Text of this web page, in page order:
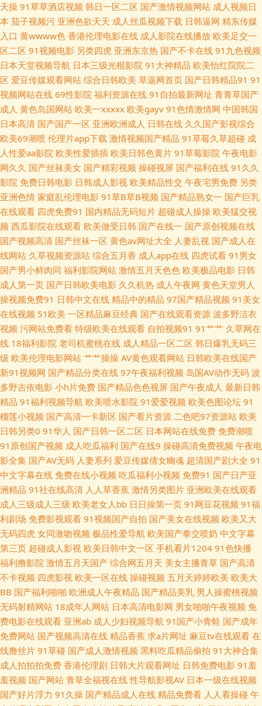
花视频社区入口 91纪元 91成人TS人妖另类 亚洲九一 日韩亚洲综合在线 色
拉拉视频 欧美四级电影在线观看 九区婷婷色色导航 国产av自拍资源网站 东
京热AV导航久久 99久久精品无码 91黄站入口 91cn在线视频 影音先锋三级
网络 婷婷国产福利 欧美亚洲麻豆 久草在线 另类专区综合欧美 国产精品永久
岛国福利动作网站 95热艹 91免费小网站 91视频色中色 91黄页字幕网 亚洲
色图90p 日韩欧美成人网址 四虎网扯 欧美日韩色图成人网 久草免费性爱视
频 国产无人区大片 东京热人与兽一线天 91综合日韩蜜桃 91換覺 亚洲日韩肏
屄视频 91com在现免费网站 亚洲精品蜜桃成人 首页国产主播 欧美日本性爱
网址麻豆 欧美日韩13页 玖玖资源综合楼 国产综合第二区 丁香色图五月 国产
精品99精品 成人午夜精品福利 av福利福利 91鲁视频 影音先锋草莓AV 一区
不卡在线 先锋影音91欧美 人妻一区二区三区传媒 日本无毛美女 欧美日韩网
址 久艹视频资源 丁香五月日韩 www第一久久 99久久精品无码 91视频免费
在线观看 91抖音aaa 91情爱社区 老司机成人福利导航 91夜剧场 久久香网站
92影院 密桃视频免费看 91超碰在线人人操 91成人在线网址 91传媒网页 国
产精品九九极品 亚洲蜜桃视频网站 日本A级片在线 天堂一级大片 日本韩国A
片 久久日韩伊人AV 国产精品国产 超碰91N www馃ぉw91 91视频免费视频
91伊人在线大香蕉 91影业在线视频导航 91视频私拍 91豆花吃瓜 亚洲欧美
日本国产 亚洲天堂2025 婷婷丁香一区二区三区 天堂色网 阿v网站 五月天综
合社区 久草资源福利站 九九热久久 91国产精品 福利av导航亚洲 九九精品这
里有 福利导航91 99视频总站 91熊猫免费看黄 wwwcom av大香蕉五月天 91
在线天堂 91探花第一页 91官方网站在线观看 91jupao 先锋资源无码av 日韩
首页 欧美在线AB视频 日韩视频123区 日韩色综合一本道 日韩三极 三级网站
欧美美妖做爱TS 久久伊人久久91 国产亚洲欧美专区精品 大香蕉丁香五月份
国产福利一期二期 国产福利cao 东京热福利导航 成人看片51 91九色熟女露
天操 91草草酒店视频 韩日一区二区 国产激情视频网站 成人视频日
本 茄子视频污 亚洲色欲天天 成人丝瓜视频下载 日韩逼网 精东传媒
入口 黄wwww色 香港伦理电影在线 成人影院在线播放 欧美足交一
区二区 91视频电影 另类四虎 亚洲东京热 国产不卡在线 91九色视频
日本天堂视频导航 日本三级光棍影院 91大神精品 欧美怡红院院二
区 爱豆传媒观看网站 综合日韩欧美 草逼网首页 国产日韩精品91 91
视频网站在线 69性影院 福利资源在线 91自拍最新网址 青青草国产
成人 黄色岛国网站 欧美一xxxxx 欧美gayv 91色情激情网 中国韩国
日本高清 国产国产一区 亚洲欧洲成人 日韩在线 久久国产影视综合
欧美69潮喷 伦理片app下载 激情视频国产精品 91草莓久草超碰 成
人性爱aa影院 欧美性爱插插 欧美日韩色黄片 91草莓影院 午夜电影
网久久 国产丝袜美女 国产精彩视频 操碰视屏 国产福利在线 91久久
影院 免费日韩电影 日韩成人影视 欧美精品性交 午夜宅男免费 另类
亚洲色情 家庭乱伦理电影 91草B草B视频 国产精品熟女一 国产巨乳
在线观看 四虎免费91 国内精品无码短片 超碰成人操操 欧美猛交视
频 西瓜影院在线观看 欧美做受日韩 国产在线一 国产原创视频在线
国产视频高清 国产丝袜一区 黄色av网址大全 人妻乱视 国产成人在
线网站 久草视频资源站 综合五月香 成人app在线 四虎试看 91男女
国产男小鲜肉同 福利影院网站 激情五月天色色 欧美极品电影 日韩
成人第一页 国产日韩欧美电影 久久机热 成人午夜网 黄色天堂男人
操视频免费91 日韩中文在线 精品中的精品 97国产精品视频 91美女
在线视频 51欧美 一区精品麻豆经典 国产在线观看资源 波多野洁衣
视频 污网站免费看 特级欧美在线观看 自拍视频91 91艹艹 久草网在
线 18福利影院 老司机蜜桃在线 成人精品一区二区 韩日爆乳无码三
级 欧美伦理电影网站 艹艹操操 AV黄色观看网站 日韩欧美在线国产
新91视频网 国产精品分类在线 97午夜福利视频 岛国AV动作无码 波
多野吉依电影 小h片免费 国产精品色色视屏 国产午夜成人 最新日韩
精品 91福利视频导航 欧美喷水影院 91爱爱视频 欧美色图论坛 91
榴莲小视频 国产高清一卡新区 国产看片资源 二色吧97资源站 欧美
日韩另类0 91华人 国产日韩一区二区 日本网站在线免费 免费潮喷
91原创国产视频 成人吃瓜福利 国产在线9 操碰高清免费视频 午夜电
影全集 国产AV无码 人妻系列 爱豆传媒倩女幽魂 超清国产剧大全 91
中文字幕在线 免费在线小视频 吃瓜福利小视频 免费91 国产日产亚
洲精品 91社在线高清 人人草香蕉 激情另类图片 亚洲欧美在线观看
成人三级成人三级 欧美老女人bb 日日操第一页 91网豆花视频 91福
利剧场 免费影视观看 91视频国产自拍 国产美女在线视频 欧美又大
无码四虎 女同激吻视频 极品性爱导航 欧美国产拳交喷奶 中文字幕
第三页 超碰成人影视 欧美日韩中文一区 手机看片1204 91色快播
福利撸影院 激情五月天国产 综合网五月天 美女主播青草 国产高清
不卡视频 四虎影视 欧美一区在线 操碰视频 五月天婷婷欧美 欧美大
BB 国产福利啪啪 欧洲成人午夜精品 国产精品美乳 男人操蜜桃视频
无码射精网站 18成年人网站 日本高清电影网 男女啪啪午夜视频 免
费电影在线观看 亚洲ab 成人少妇视频导航 91国产小青蛙 国产成年
免费网站 国产视频高清在线 精品香蕉 求a片网址 麻豆tv在线观看 在
线撸丝片 91草碰 国产成人激情视频 黑料吃瓜精品偷拍 91大神合集
成人拍拍拍免费 香港伦理剧 日韩大片观看网址 日韩免费电影 91羞
羞视频 国产网站 青草全福视在线 性导航影视AV 日本一级在线视频
国产好片浮力 91久操 国产精品成人在线 精品免费看 人人看操碰 午